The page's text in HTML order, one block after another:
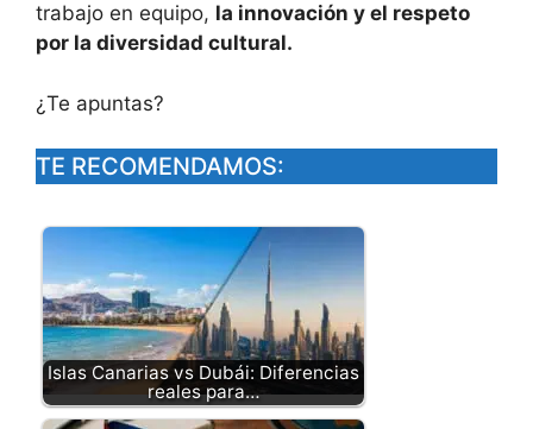
trabajo en equipo, la innovación y el respeto
por la diversidad cultural.
¿Te apuntas?
TE RECOMENDAMOS:
Islas Canarias vs Dubái: Diferencias
reales para…